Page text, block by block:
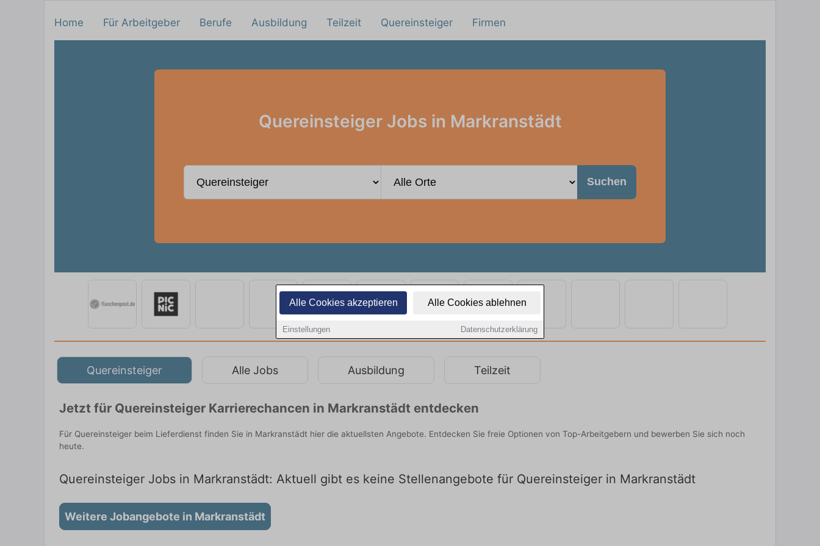
Alle Cookies akzeptieren Alle Cookies ablehnen
Einstellungen Datenschutzerklärung
Home Für Arbeitgeber Berufe Ausbildung Teilzeit Quereinsteiger Firmen
Quereinsteiger Jobs in Markranstädt
Suchen
Quereinsteiger Alle Jobs Ausbildung Teilzeit
Jetzt für Quereinsteiger Karrierechancen in Markranstädt entdecken
Für Quereinsteiger beim Lieferdienst finden Sie in Markranstädt hier die aktuellsten Angebote. Entdecken Sie freie Optionen von Top-Arbeitgebern und bewerben Sie sich noch
heute.
Quereinsteiger Jobs in Markranstädt: Aktuell gibt es keine Stellenangebote für Quereinsteiger in Markranstädt
Weitere Jobangebote in Markranstädt